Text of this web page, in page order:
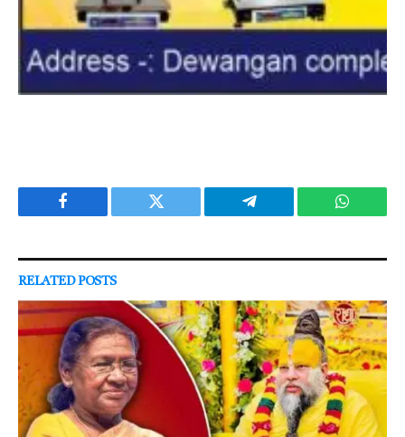
Facebook Twitter Telegram
RELATEDPOSTS